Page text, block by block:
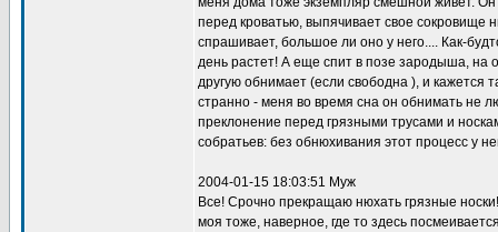
перед кроватью, выпячивает свое сокровище
спрашивает, большое ли оно у него.... Как-
день растет! А еще спит в позе зародыша, на
другую обнимает (если свободна ), и кажется
странно - меня во время сна он обнимать не
преклонение перед грязными трусами и
собратьев: без обнюхивания этот процесс у
2004-01-15 18:03:51 Муж
Все! Срочно прекращаю нюхать грязные
моя тоже, наверное, где то здесь